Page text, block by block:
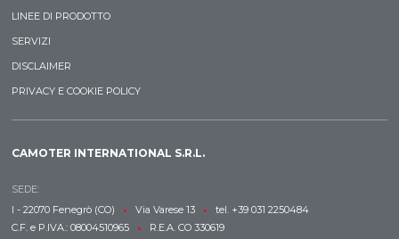
LINEE DI PRODOTTO
SERVIZI
DISCLAIMER
PRIVACY E COOKIE POLICY
CAMOTER INTERNATIONAL S.R.L.
SEDE:
I - 22070 Fenegrò (CO)
• Via Varese 13 •
tel. +39 031 2250484
C.F. e P.IVA.: 08004510965
• R.E.A. CO 330619